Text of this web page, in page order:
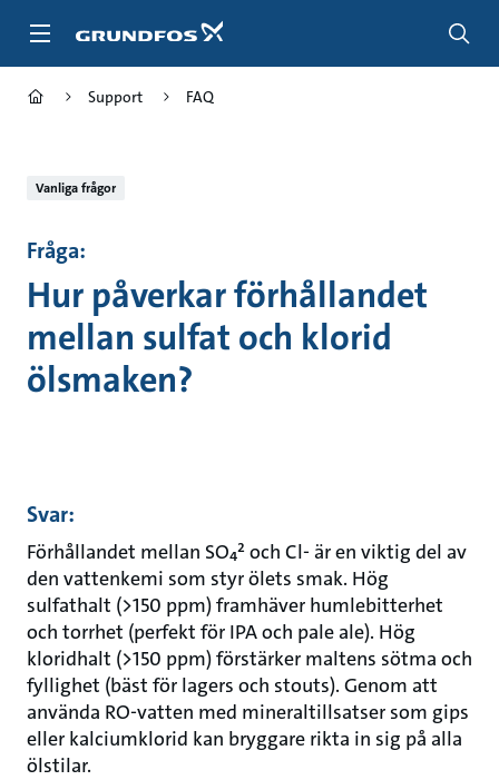
Support FAQ
Vanliga frågor
Fråga:
Hur påverkar förhållandet
mellan sulfat och klorid
ölsmaken?
Svar:
Förhållandet mellan SO₄² och Cl- är en viktig del av
den vattenkemi som styr ölets smak. Hög
sulfathalt (>150 ppm) framhäver humlebitterhet
och torrhet (perfekt för IPA och pale ale). Hög
kloridhalt (>150 ppm) förstärker maltens sötma och
fyllighet (bäst för lagers och stouts). Genom att
använda RO-vatten med mineraltillsatser som gips
eller kalciumklorid kan bryggare rikta in sig på alla
ölstilar.